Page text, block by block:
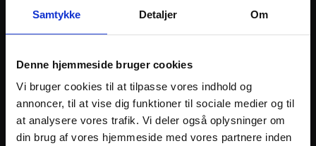
Samtykke Detaljer Om
Denne hjemmeside bruger cookies
Vi bruger cookies til at tilpasse vores indhold og
annoncer, til at vise dig funktioner til sociale medier og til
at analysere vores trafik. Vi deler også oplysninger om
din brug af vores hjemmeside med vores partnere inden
Denne safari camp i Serengeti, som er ren Karen Blixen
stemning, bliver flyttet 2 gange om året. Den følger den
store Migration og oser af rigtig safari stemning. Teltene
naturen blandt Afrikas vilde dyr
LÆS MERE OG SE FOTOS